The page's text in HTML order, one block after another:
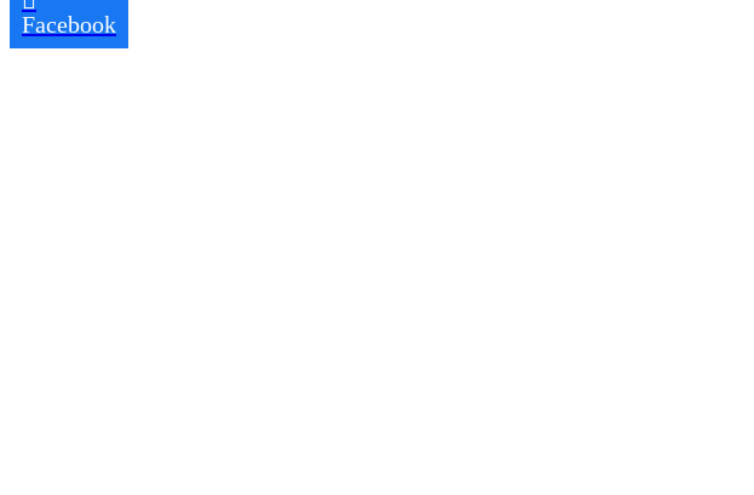
Facebook